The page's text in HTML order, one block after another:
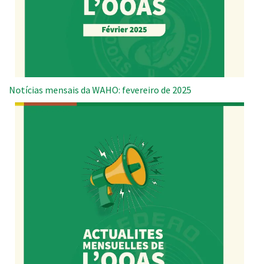
Notícias mensais da WAHO: fevereiro de 2025